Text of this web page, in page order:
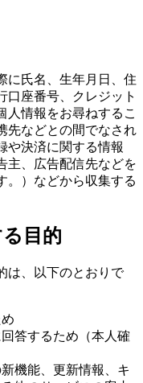
に氏名、生年月日、住
口座番号、クレジット
人情報をお尋ねするこ
先などとの間でなされ
や決済に関する情報
主、広告配信先などを
。）などから収集する
目的
は、以下のとおりで
答するため（本人確
機能、更新情報、キ